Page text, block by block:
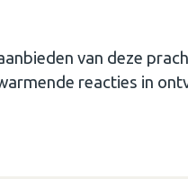
van deze
reacties in